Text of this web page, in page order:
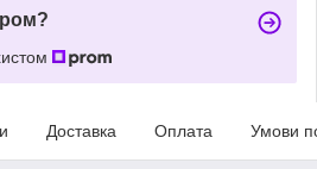
Доставка Оплата Умови